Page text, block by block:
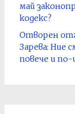
май
кодекс?
Отворен
Зарева: Ние
повече и